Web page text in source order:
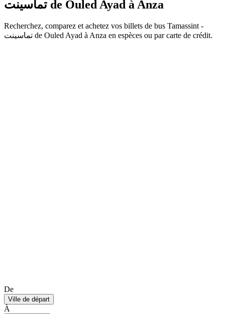
تماسينت de Ouled Ayad à Anza
Recherchez, comparez et achetez vos billets de bus Tamassint -
تماسينت de Ouled Ayad à Anza en espèces ou par carte de crédit.
De
Ville de départ
À